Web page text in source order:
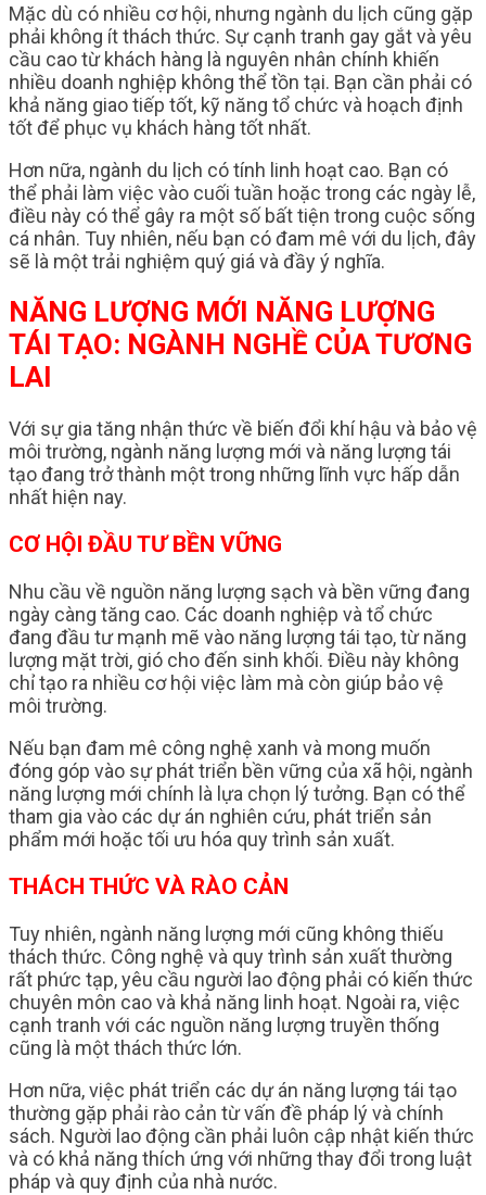
Mặc dù có nhiều cơ hội, nhưng ngành du lịch cũng gặp
phải không ít thách thức. Sự cạnh tranh gay gắt và yêu
cầu cao từ khách hàng là nguyên nhân chính khiến
nhiều doanh nghiệp không thể tồn tại. Bạn cần phải có
khả năng giao tiếp tốt, kỹ năng tổ chức và hoạch định
tốt để phục vụ khách hàng tốt nhất.
Hơn nữa, ngành du lịch có tính linh hoạt cao. Bạn có
thể phải làm việc vào cuối tuần hoặc trong các ngày lễ,
điều này có thể gây ra một số bất tiện trong cuộc sống
cá nhân. Tuy nhiên, nếu bạn có đam mê với du lịch, đây
sẽ là một trải nghiệm quý giá và đầy ý nghĩa.
NĂNG LƯỢNG MỚI NĂNG LƯỢNG
TÁI TẠO: NGÀNH NGHỀ CỦA TƯƠNG
LAI
Với sự gia tăng nhận thức về biến đổi khí hậu và bảo vệ
môi trường, ngành năng lượng mới và năng lượng tái
tạo đang trở thành một trong những lĩnh vực hấp dẫn
nhất hiện nay.
CƠ HỘI ĐẦU TƯ BỀN VỮNG
Nhu cầu về nguồn năng lượng sạch và bền vững đang
ngày càng tăng cao. Các doanh nghiệp và tổ chức
đang đầu tư mạnh mẽ vào năng lượng tái tạo, từ năng
lượng mặt trời, gió cho đến sinh khối. Điều này không
chỉ tạo ra nhiều cơ hội việc làm mà còn giúp bảo vệ
môi trường.
Nếu bạn đam mê công nghệ xanh và mong muốn
đóng góp vào sự phát triển bền vững của xã hội, ngành
năng lượng mới chính là lựa chọn lý tưởng. Bạn có thể
tham gia vào các dự án nghiên cứu, phát triển sản
phẩm mới hoặc tối ưu hóa quy trình sản xuất.
THÁCH THỨC VÀ RÀO CẢN
Tuy nhiên, ngành năng lượng mới cũng không thiếu
thách thức. Công nghệ và quy trình sản xuất thường
rất phức tạp, yêu cầu người lao động phải có kiến thức
chuyên môn cao và khả năng linh hoạt. Ngoài ra, việc
cạnh tranh với các nguồn năng lượng truyền thống
cũng là một thách thức lớn.
Hơn nữa, việc phát triển các dự án năng lượng tái tạo
thường gặp phải rào cản từ vấn đề pháp lý và chính
sách. Người lao động cần phải luôn cập nhật kiến thức
và có khả năng thích ứng với những thay đổi trong luật
pháp và quy định của nhà nước.